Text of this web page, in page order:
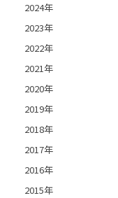
2024年
2023年
2022年
2021年
2020年
2019年
2018年
2017年
2016年
2015年